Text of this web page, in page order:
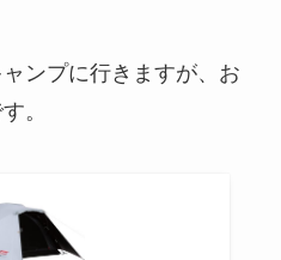
ンプに行きますが、お
。